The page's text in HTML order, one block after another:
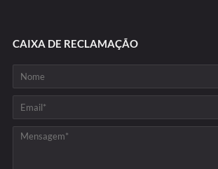
CAIXA DE RECLAMAÇÃO